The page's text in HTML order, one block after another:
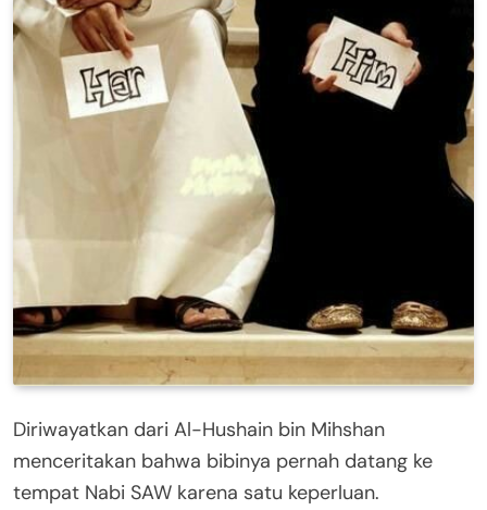
Diriwayatkan dari Al-Hushain bin Mihshan
menceritakan bahwa bibinya pernah datang ke
tempat Nabi SAW karena satu keperluan.